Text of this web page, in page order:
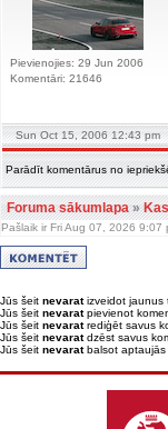
Pievienojies: 29 Jun 2006
Komentāri: 21646
Sun Oct 15, 2006 12:43 pm
Parādīt komentārus no
Foruma sākumlapa»
Pašlaik ir Fri Aug 07, 2026 9:07
Jūs šeit nevaratizveidot jaunus
Jūs šeit nevaratpievienot
Jūs šeit nevaratrediģēt savus
Jūs šeit nevaratdzēst savus
Jūs šeit nevaratbalsot aptaujās